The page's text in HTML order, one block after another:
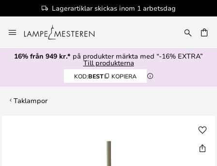
Lagerartiklar skickas inom 1 arbetsdag
till
innehållet
16% från 949 kr.* på produkter märkta med “-16% EXTRA”
Till produkterna
KOD:BEST KOPIERA
Taklampor